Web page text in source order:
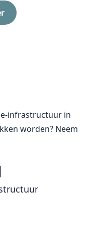
infrastructuur in
worden? Neem